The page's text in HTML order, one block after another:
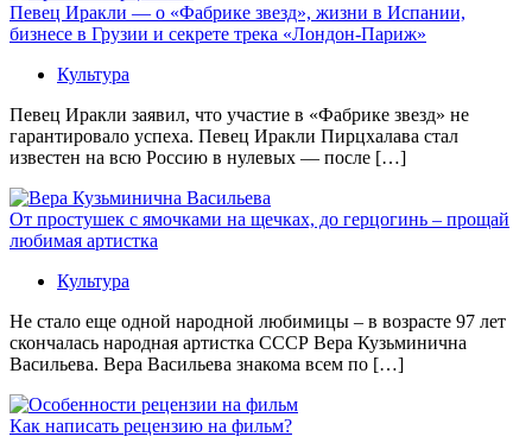
Певец Иракли — о «Фабрике звезд», жизни в Испании,
бизнесе в Грузии и секрете трека «Лондон-Париж»
Культура
Певец Иракли заявил, что участие в «Фабрике звезд» не
гарантировало успеха. Певец Иракли Пирцхалава стал
известен на всю Россию в нулевых — после […]
От простушек с ямочками на щечках, до герцогинь – прощай
любимая артистка
Культура
Не стало еще одной народной любимицы – в возрасте 97 лет
скончалась народная артистка СССР Вера Кузьминична
Васильева. Вера Васильева знакома всем по […]
Как написать рецензию на фильм?